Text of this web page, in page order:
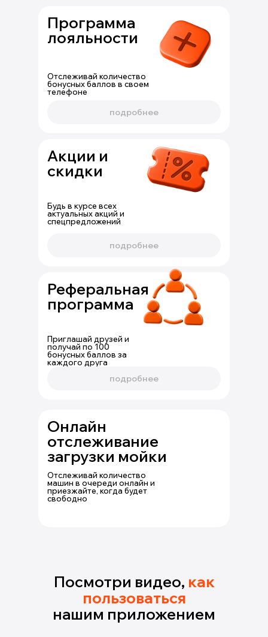
Программа
лояльности
Отслеживай количество
бонусных баллов в своем
телефоне
подробнее
Онлайн
отслеживание
загрузки мойки
Отслеживай количество
машин в очереди онлайн и
приезжайте, когда будет
свободно
Реферальная
программа
Приглашай друзей и
получай по 100
бонусных баллов за
каждого друга
подробнее
Акции и
скидки
Будь в курсе всех
актуальных акций и
спецпредложений
подробнее
Посмотри видео, как
пользоваться
нашим приложением